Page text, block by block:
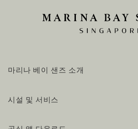
마리나 베이 샌즈 소개
채용 / 커리어
시설 및 서비스